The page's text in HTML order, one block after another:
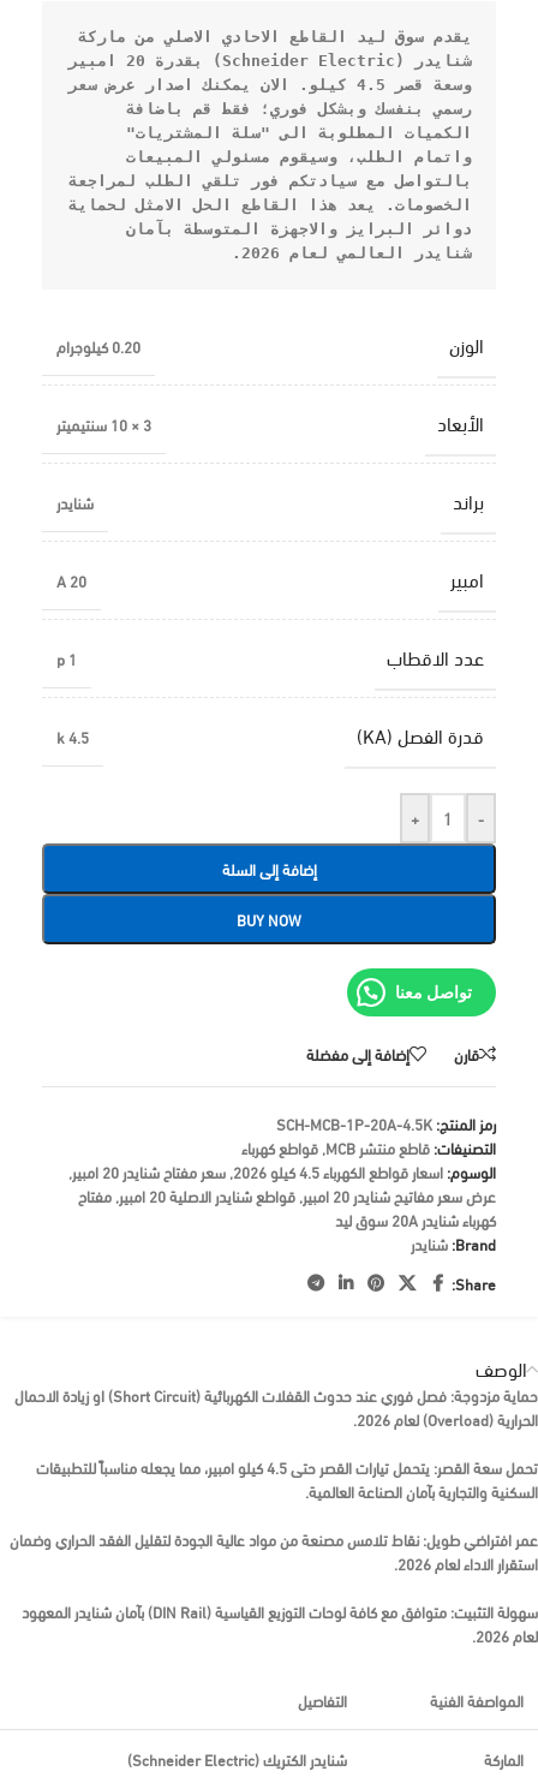
يقدم سوق ليد القاطع الاحادي الاصلي من ماركة
شنايدر (Schneider Electric)
بقدرة 20 امبير
وسعة قصر 4.5 كيلو . الان يمكنك
رسمي بنفسك
شنايدر العالمي لعام 2026.
الوزن 0.20 كيلوجرام
الأبعاد 3 × 10 سنتيميتر
براند شنايدر
امبير 20 A
عدد الاقطاب 1 p
قدرة الفصل (KA) 4.5 k
-
+
إضافة إلى السلة
BUY NOW
تواصل معنا
قارن إضافة إلى مفضلة
رمز المنتج:SCH-MCB-1P-20A-4.5K
التصنيفات:قاطع منتشر MCB ,قواطع كهرباء
الوسوم:اسعار قواطع الكهرباء 4.5 كيلو 2026 ,سعر مفتاح شنايدر 20 امبير
,
عرض سعر مفاتيح شنايدر 20 امبير
,قواطع شنايدر الاصلية 20 امبير ,مفتاح
كهرباء شنايدر 20A سوق ليد
Brand: شنايدر
Share:
الوصف
حماية مزدوجة:
فصل فوري عند حدوث القفلات الكهربائية (Short Circuit) او زيادة الاحمال
الحرارية (Overload) لعام 2026.
تحمل سعة القصر:
يتحمل تيارات القصر حتى 4.5 كيلو امبير، مما يجعله مناسباً للتطبيقات
السكنية والتجارية بآمان الصناعة العالمية.
عمر افتراضي طويل:نقاط تلامس مصنعة من مواد عالية الجودة لتقليل الفقد الحراري وضمان
استقرار الاداء لعام 2026.
سهولة التثبيت:
متوافق مع كافة لوحات التوزيع القياسية (DIN Rail) بآمان شنايدر المعهود
لعام 2026.
المواصفة الفنية التفاصيل
الماركة شنايدر الكتريك (Schneider Electric)